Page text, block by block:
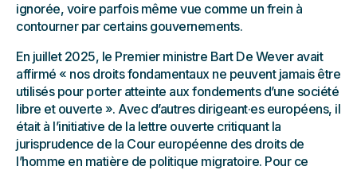
ignorée, voire parfois même vue comme un frein à
contourner par certains gouvernements.
En juillet 2025, le Premier ministre Bart De Wever avait
affirmé « nos droits fondamentaux ne peuvent jamais être
utilisés pour porter atteinte aux fondements d’une société
libre et ouverte ». Avec d’autres dirigeant·es européens, il
était à l’initiative de la lettre ouverte critiquant la
jurisprudence de la Cour européenne des droits de
l’homme en matière de politique migratoire. Pour ce